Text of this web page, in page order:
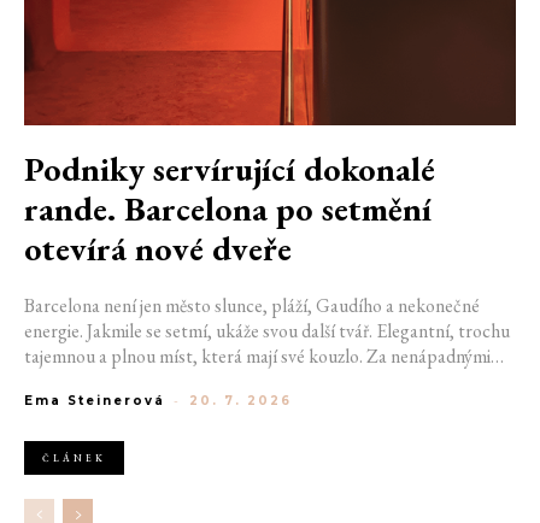
Podniky servírující dokonalé
rande. Barcelona po setmění
otevírá nové dveře
Barcelona není jen město slunce, pláží, Gaudího a nekonečné
energie. Jakmile se setmí, ukáže svou další tvář. Elegantní, trochu
tajemnou a plnou míst, která mají své kouzlo. Za nenápadnými
správná hudba. Pokud hledáte místo na rande, na které budete
mohou pomoct začít psát váš výjimečný příběh. Pokud jste si ještě
nevybrali, kam vyrazit se svou drahou polovičkou, nastává
nejvyšší čas vybrat ten pravý podnik.
Ema Steinerová - 20. 7. 2026
ČLÁNEK